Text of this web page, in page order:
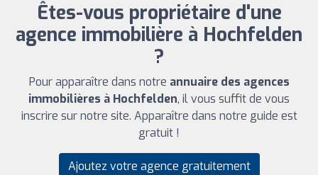
Êtes-vous propriétaire d'une
agence immobilière à Hochfelden
?
Pour apparaître dans notre annuaire des agences
immobilières à Hochfelden, il vous suffit de vous
inscrire sur notre site. Apparaître dans notre guide est
gratuit !
Ajoutez votre agence gratuitement